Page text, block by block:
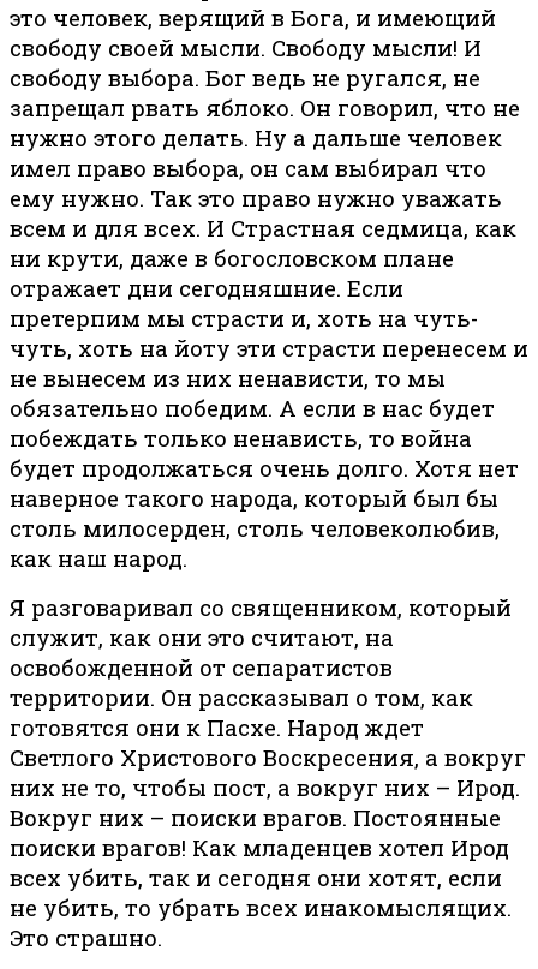
это человек, верящий в Бога, и имеющий
свободу своей мысли. Свободу мысли! И
свободу выбора. Бог ведь не ругался, не
запрещал рвать яблоко. Он говорил, что не
нужно этого делать. Ну а дальше человек
имел право выбора, он сам выбирал что
ему нужно. Так это право нужно уважать
всем и для всех. И Страстная седмица, как
ни крути, даже в богословском плане
отражает дни сегодняшние. Если
претерпим мы страсти и, хоть на чуть-
чуть, хоть на йоту эти страсти перенесем и
не вынесем из них ненависти, то мы
обязательно победим. А если в нас будет
побеждать только ненависть, то война
будет продолжаться очень долго. Хотя нет
наверное такого народа, который был бы
столь милосерден, столь человеколюбив,
как наш народ.
Я разговаривал со священником, который
служит, как они это считают, на
освобожденной от сепаратистов
территории. Он рассказывал о том, как
готовятся они к Пасхе. Народ ждет
Светлого Христового Воскресения, а вокруг
них не то, чтобы пост, а вокруг них – Ирод.
Вокруг них – поиски врагов. Постоянные
поиски врагов! Как младенцев хотел Ирод
всех убить, так и сегодня они хотят, если
не убить, то убрать всех инакомыслящих.
Это страшно.